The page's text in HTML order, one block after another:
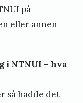
på
eller annen
i NTNUI – hva
så hadde det